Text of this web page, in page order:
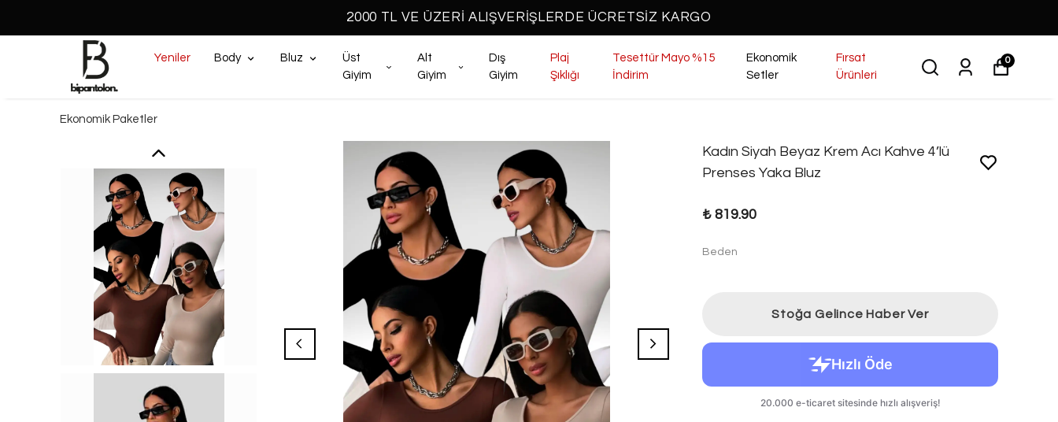
2000 TL VE ÜZERİ ALIŞVERİŞLERDE ÜCRETSİZ KARGO
Yeniler Body Bluz
Üst
Giyim
Alt
Giyim
Dış
Giyim
Plaj
Şıklığı
Tesettür Mayo %15
İndirim
Ekonomik
Setler
Fırsat
Ürünleri
0
Ekonomik Paketler
Kadın Siyah Beyaz Krem Acı Kahve 4’lü
Prenses Yaka Bluz
₺ 819.90
Beden
Stoğa Gelince Haber Ver